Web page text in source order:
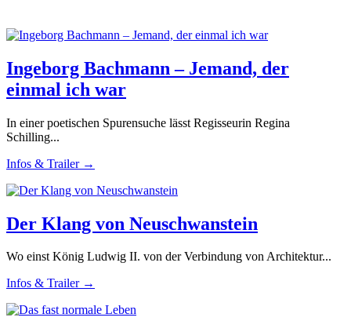
Ingeborg Bachmann – Jemand, der
einmal ich war
In einer poetischen Spurensuche lässt Regisseurin Regina
Schilling...
Infos & Trailer →
Der Klang von Neuschwanstein
Wo einst König Ludwig II. von der Verbindung von Architektur...
Infos & Trailer →